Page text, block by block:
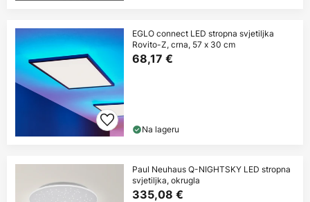
EGLO connect LED stropna svjetiljka
Rovito-Z, crna, 57 x 30 cm
68,17 €
Na lageru
Paul Neuhaus Q-NIGHTSKY LED stropna
svjetiljka, okrugla
335,08 €